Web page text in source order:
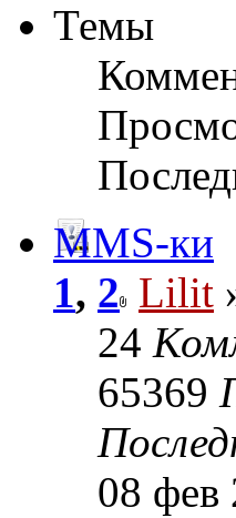
Темы
MMS-ки
1, 2 Lilit
24
65369
08 фев